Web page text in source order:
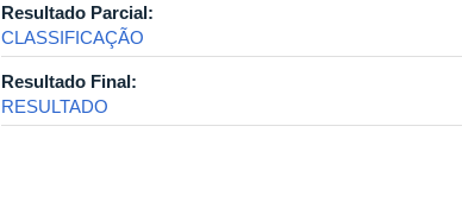
Resultado Parcial:
CLASSIFICAÇÃO
Resultado Final:
RESULTADO